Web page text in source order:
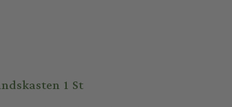
1 St